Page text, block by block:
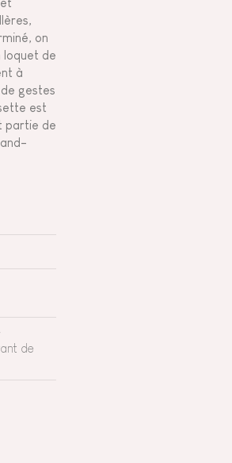
on
loquet de
à
gestes
est
partie de
de